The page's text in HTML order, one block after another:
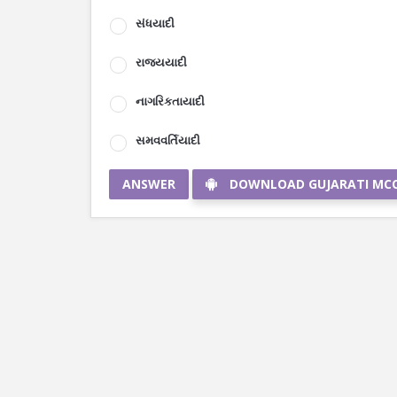
સંધયાદી
રાજ્યયાદી
નાગરિકતાયાદી
સમવવર્તિયાદી
ANSWER DOWNLOAD GUJARATI